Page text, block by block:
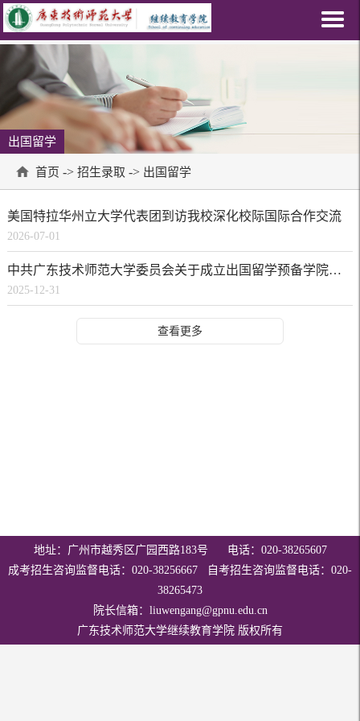
出国留学
首页 -> 招生录取 -> 出国留学
美国特拉华州立大学代表团到访我校深化校际国际合作交流
2026-07-01
中共广东技术师范大学委员会关于成立出国留学预备学院的通知
2025-12-31
查看更多
地址：广州市越秀区广园西路183号 电话：020-38265607
成考招生咨询监督电话：020-38256667 自考招生咨询监督电话：020-
38265473
院长信箱：liuwengang@gpnu.edu.cn
广东技术师范大学继续教育学院 版权所有